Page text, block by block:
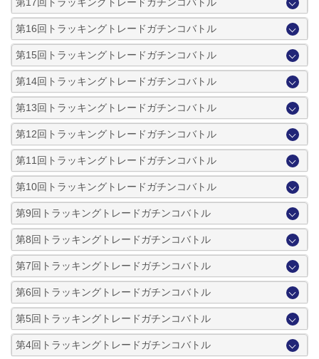
第16回トラッキングトレードガチンコバトル
第15回トラッキングトレードガチンコバトル
第14回トラッキングトレードガチンコバトル
第13回トラッキングトレードガチンコバトル
第12回トラッキングトレードガチンコバトル
第11回トラッキングトレードガチンコバトル
第10回トラッキングトレードガチンコバトル
第9回トラッキングトレードガチンコバトル
第8回トラッキングトレードガチンコバトル
第7回トラッキングトレードガチンコバトル
第6回トラッキングトレードガチンコバトル
第5回トラッキングトレードガチンコバトル
第4回トラッキングトレードガチンコバトル